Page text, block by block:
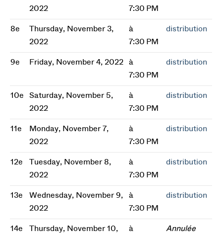
2022
7:30 PM
8e
Thursday, November 3,
2022
à
7:30 PM
distribution
9e Friday, November 4, 2022
à
7:30 PM
distribution
10e
Saturday, November 5,
2022
à
7:30 PM
distribution
11e
Monday, November 7,
2022
à
7:30 PM
distribution
12e
Tuesday, November 8,
2022
à
7:30 PM
distribution
13e
Wednesday, November 9,
2022
à
7:30 PM
distribution
14e
Thursday, November 10,
à
Annulée